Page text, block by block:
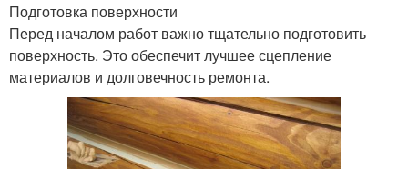
Подготовка поверхности
Перед началом работ важно тщательно подготовить
поверхность. Это обеспечит лучшее сцепление
материалов и долговечность ремонта.